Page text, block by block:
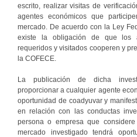
escrito, realizar visitas de
agentes económicos que
mercado. De acuerdo con la Ley
existe la obligación de que los
requeridos y visitados cooperen y
la COFECE.
La publicación de dicha
proporcionar a cualquier agente
oportunidad de coadyuvar y
en relación con las conductas
persona o empresa que
mercado investigado tendrá